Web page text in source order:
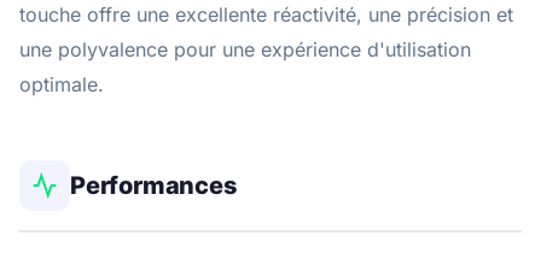
touche offre une excellente réactivité, une précision et
une polyvalence pour une expérience d'utilisation
optimale.
Performances